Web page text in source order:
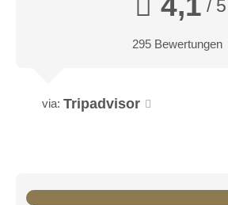
/ 5
295 Bewertungen
via: Tripadvisor